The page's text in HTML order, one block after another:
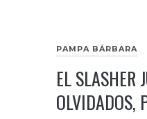
PAMPA BÁRBARA
EL SLASHER
OLVIDADOS,